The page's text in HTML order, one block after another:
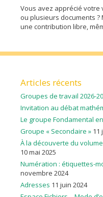
Vous avez apprécié votre
ou plusieurs documents
une contribution libre,
Articles récents
Groupes de travail 2026-
Invitation au débat
Le groupe Fondamental
Groupe « Secondaire » 11
À la découverte du
10 mai 2025
Numération : étiquettes-
novembre 2024
Adresses 11 juin 2024